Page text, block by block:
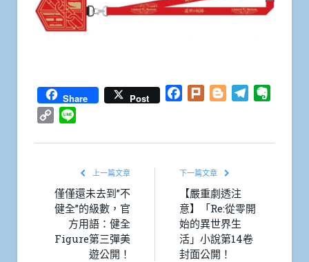
Share Post Facebook
Plurk BloggerTelegram
Copy
上一篇文章
僅僅還未去到”不
健全”的級數，官
方用語：健全
Figure第三彈美
遊公開！
下一篇文章
【嚴重劇透注
意】「Re:從零開
始的異世界生
活」小說第14卷
封面公開！